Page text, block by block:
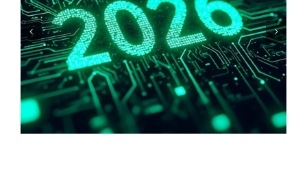
Warum haben wir Angst vor
blankem/freiliegendes Kupfer?